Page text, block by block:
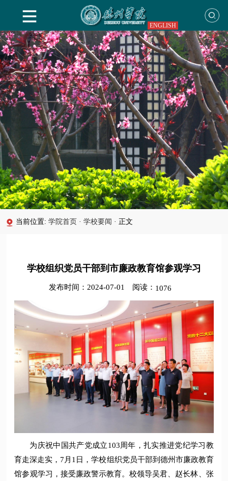
ENGLISH
当前位置:学院首页 · 学校要闻 · 正文
学校组织党员干部到市廉政教育馆参观学习
发布时间：2024-07-01 阅读： 1076
为庆祝中国共产党成立103周年，扎实推进党纪学习教
育走深走实，7月1日，学校组织党员干部到德州市廉政教育
馆参观学习，接受廉政警示教育。校领导吴君、赵长林、张